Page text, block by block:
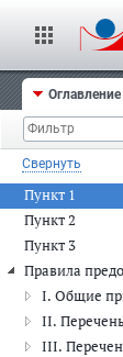
Оглавление
Свернуть
Пункт 1
Пункт 2
Пункт 3
Правила
I. Общие
II.
III.